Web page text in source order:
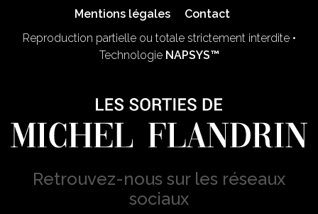
Mentions légales
Contact
Reproduction partielle ou totale strictement interdite •
Technologie NAPSYS™
Retrouvez-nous sur les réseaux
sociaux